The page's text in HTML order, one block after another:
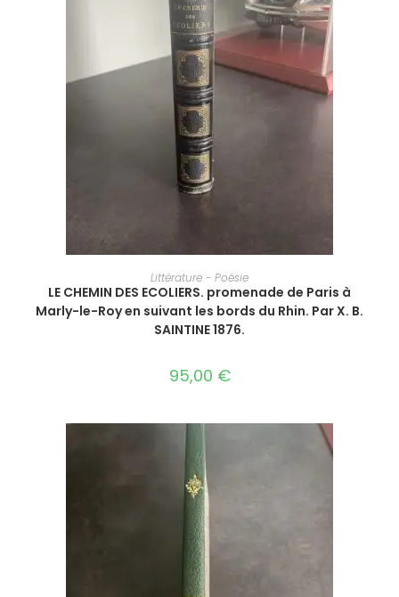
AJOUTER AU PANIER
Littérature - Poésie
LE CHEMIN DES ECOLIERS. promenade de Paris à
Marly-le-Roy en suivant les bords du Rhin.‎ Par X. B.
SAINTINE 1876.
95,00 €